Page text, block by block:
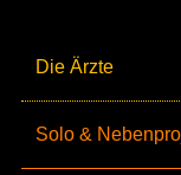
Die Ärzte
Solo &